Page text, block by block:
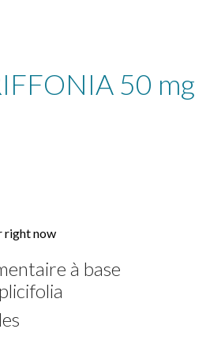
50 mg
right now
à base